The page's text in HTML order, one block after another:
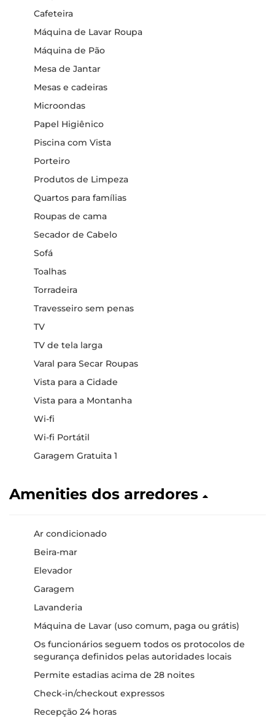
Cafeteira
Máquina de Lavar Roupa
Máquina de Pão
Mesa de Jantar
Mesas e cadeiras
Microondas
Papel Higiênico
Piscina com Vista
Porteiro
Produtos de Limpeza
Quartos para famílias
Roupas de cama
Secador de Cabelo
Sofá
Toalhas
Torradeira
Travesseiro sem penas
TV
TV de tela larga
Varal para Secar Roupas
Vista para a Cidade
Vista para a Montanha
Wi-fi
Wi-fi Portátil
Garagem Gratuita 1
Amenities dos arredores
Ar condicionado
Beira-mar
Elevador
Garagem
Lavanderia
Máquina de Lavar (uso comum, paga ou grátis)
Os funcionários seguem todos os protocolos de
segurança definidos pelas autoridades locais
Permite estadias acima de 28 noites
Check-in/checkout expressos
Recepção 24 horas